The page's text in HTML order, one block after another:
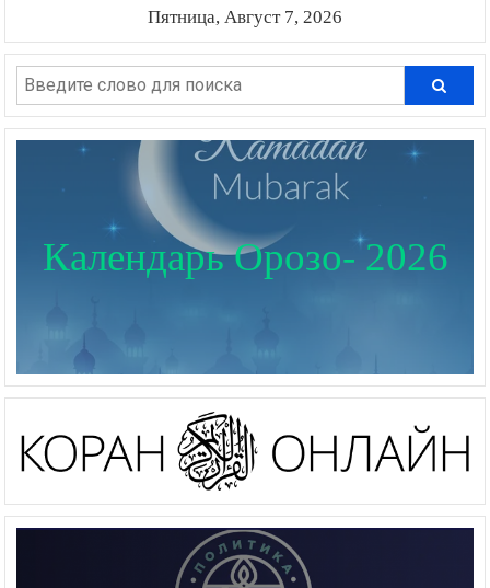
Пятница, Август 7, 2026
Календарь Орозо- 2026